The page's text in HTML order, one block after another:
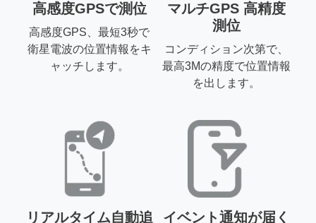
高感度GPSで測位
高感度GPS、最短3秒で
衛星電波の位置情報をキ
ャッチします。
マルチGPS 高精度
測位
コンディション次第で、
最高3Mの精度で位置情報
を出します。
リアルタイム自動追 イベント通知が届く